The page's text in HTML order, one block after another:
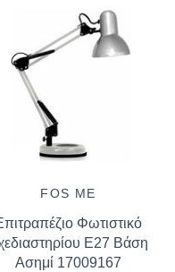
FOS ME
Φωτιστικό
E27 Βάση
Ασημί 17009167